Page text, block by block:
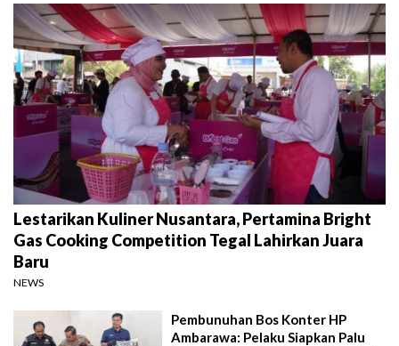
Lestarikan Kuliner Nusantara, Pertamina Bright
Gas Cooking Competition Tegal Lahirkan Juara
Baru
NEWS
Pembunuhan Bos Konter HP
Ambarawa: Pelaku Siapkan Palu